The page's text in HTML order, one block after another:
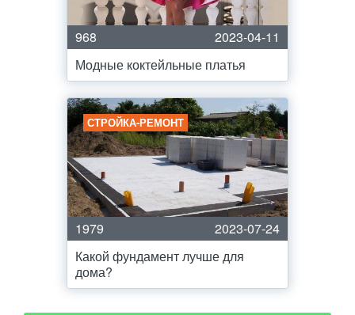
968
2023-04-11
Модные коктейльные платья
СТРОЙКА-РЕМОНТ
1979
2023-07-24
Какой фундамент лучше для
дома?